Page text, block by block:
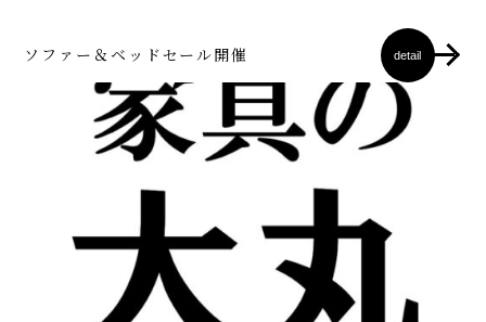
ソファー＆ベッドセール開催 detail